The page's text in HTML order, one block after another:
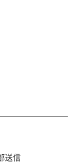
送信